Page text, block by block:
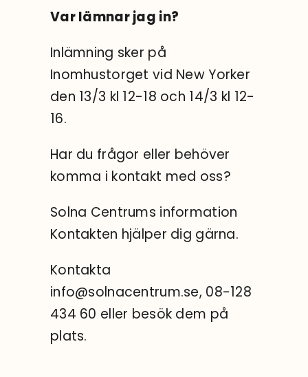
Var lämnar jag in?
Inlämning sker på
Inomhustorget vid New Yorker
den 13/3 kl 12-18 och 14/3 kl 12-
16.
Har du frågor eller behöver
komma i kontakt med oss?
Solna Centrums information
Kontakten hjälper dig gärna.
Kontakta
info@solnacentrum.se, 08-128
434 60 eller besök dem på
plats.